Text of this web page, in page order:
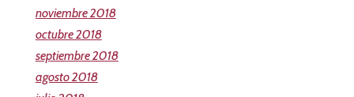
noviembre 2018
octubre 2018
septiembre 2018
agosto 2018